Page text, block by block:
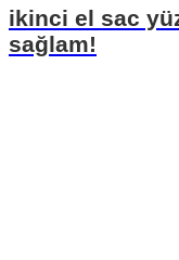
ikinci el sac
sağlam!